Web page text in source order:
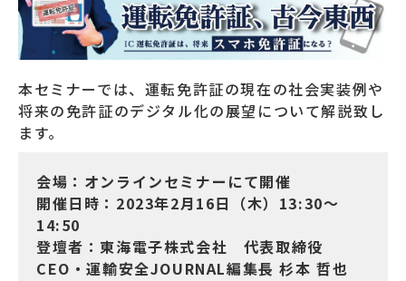
本セミナーでは、運転免許証の現在の社会実装例や
将来の免許証のデジタル化の展望について解説致し
ます。
会場：オンラインセミナーにて開催
開催日時：2023年2月16日（木）13:30～
14:50
登壇者：東海電子株式会社 代表取締役
CEO・運輸安全JOURNAL編集長 杉本 哲也